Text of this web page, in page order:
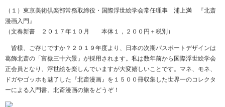
（１）東京美術倶楽部常務取締役・国際浮世絵学会常任理事 浦上満 『北斎
漫画入門』
（文春新書 ２０１７年１０月 本体１，２００円＋税別）
皆様、ご存じですか？２０１９年度より、日本の次期パスポートデザインは
葛飾北斎の「富嶽三十六景」が採用されます。私は数年前から国際浮世絵学会
正会員となり、浮世絵を楽しんでいますが大変嬉しいことです。マネ、モネ、
ドガやゴッホも魅了した『北斎漫画』を１５００冊収集した世界一のコレクタ
ーによる入門書。北斎漫画の旅をどうぞ！